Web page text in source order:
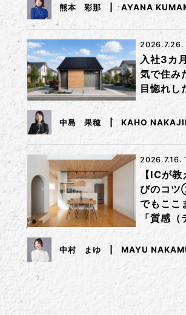
熊本 彩那 AYANA
2026.7.26.
入社3カ
気で住み
目惚れし
中島 果穂 KAHO
2026.7.16.
【ICが
びのコ
でもここ
「質感
ー）」で
ツ
中村 まゆ MAYU